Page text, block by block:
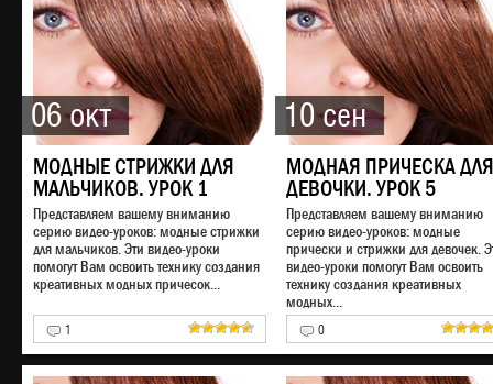
06 окт
МОДНЫЕ СТРИЖКИ ДЛЯ
МАЛЬЧИКОВ. УРОК 1
Представляем вашему вниманию
серию видео-уроков: модные стрижки
для мальчиков. Эти видео-уроки
помогут Вам освоить технику создания
креативных модных причесок...
1
10 сен
МОДНАЯ ПРИЧЕСКА ДЛЯ
ДЕВОЧКИ. УРОК 5
Представляем вашему вниманию
серию видео-уроков: модные
прически и стрижки для девочек.
видео-уроки помогут Вам освоить
технику создания креативных
модных...
0